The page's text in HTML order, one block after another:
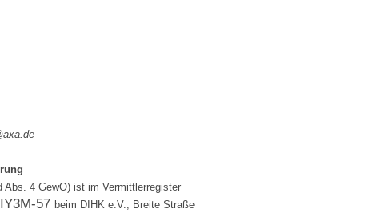
Abs. 4 GewO) ist im Vermittlerregister
57 beim DIHK e.V., Breite Straße